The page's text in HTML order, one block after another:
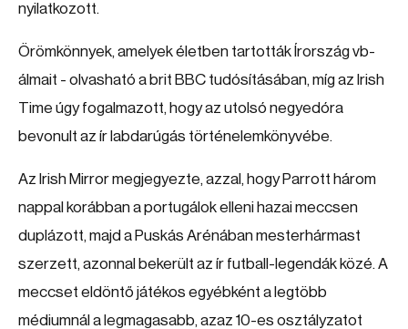
nyilatkozott.
Örömkönnyek, amelyek életben tartották Írország vb-
álmait - olvasható a brit BBC tudósításában, míg az Irish
Time úgy fogalmazott, hogy az utolsó negyedóra
bevonult az ír labdarúgás történelemkönyvébe.
Az Irish Mirror megjegyezte, azzal, hogy Parrott három
nappal korábban a portugálok elleni hazai meccsen
duplázott, majd a Puskás Arénában mesterhármast
szerzett, azonnal bekerült az ír futball-legendák közé. A
meccset eldöntő játékos egyébként a legtöbb
médiumnál a legmagasabb, azaz 10-es osztályzatot